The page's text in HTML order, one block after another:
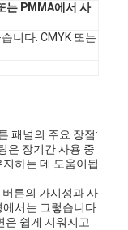
는 PMMA에서 사
니다. CMYK 또는
패널의 주요 장점:
은 장기간 사용 중
하는 데 도움이됩
튼의 가시성과 사
서는 그렇습니다.
은 쉽게 지워지고